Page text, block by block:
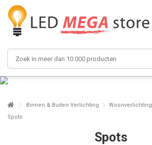
Binnen & Buiten Verlichting Woonverlichting
Spots
Spots